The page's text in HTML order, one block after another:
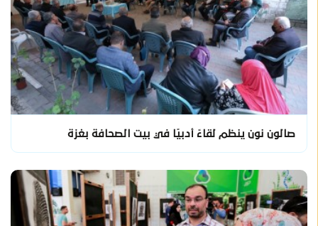
صالون نون ينظم لقاءً أدبيًا في بيت الصحافة بغزة